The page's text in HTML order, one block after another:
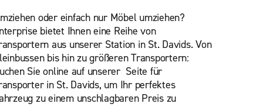
oder einfach nur Möbel umziehen?
bietet Ihnen eine Reihe von
aus unserer Station in St. Davids. Von
bis hin zu größeren Transportern:
Sie online auf unserer Seite für
in St. Davids, um Ihr perfektes
zu einem unschlagbaren Preis zu